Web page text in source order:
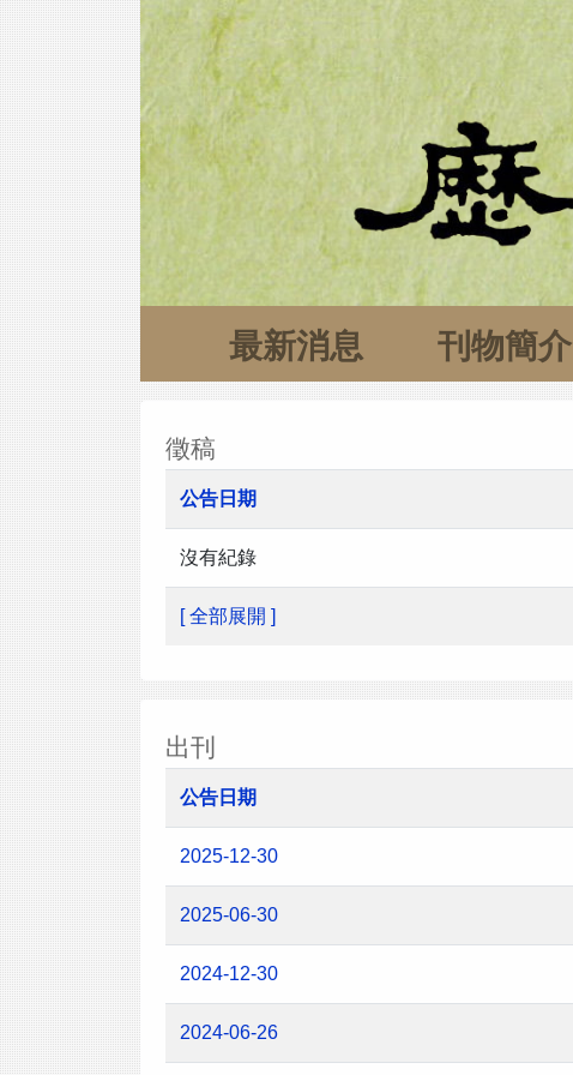
最新消息 刊物簡介
徵稿
公告日期
沒有紀錄
[ 全部展開 ]
出刊
公告日期
2025-12-30
2025-06-30
2024-12-30
2024-06-26